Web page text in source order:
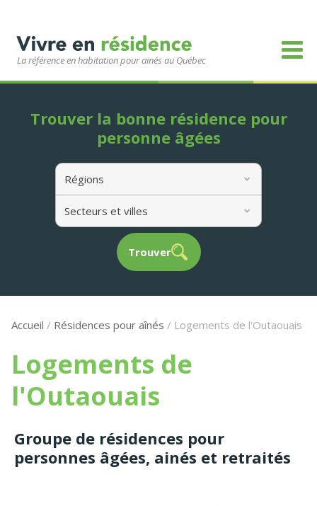
La référence en habitation pour ainés au Québec
Régions
Secteurs et villes
Trouver
Trouver la bonne résidence pour
personne âgées
Accueil / Résidences pour aînés / Logements de l'Outaouais
Logements de
l'Outaouais
Groupe de résidences pour
personnes âgées, ainés et retraités